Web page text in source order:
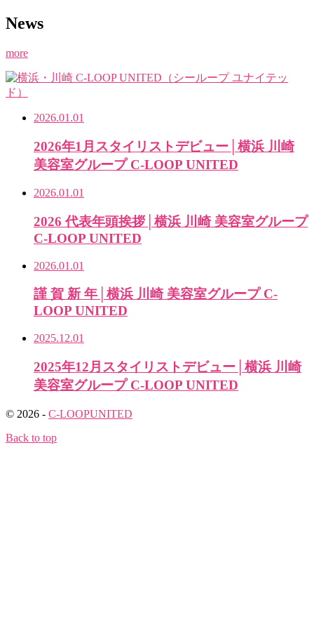
News
more
2026.01.01
2026年1月スタイリストデビュー│横浜 川崎
美容室グループ C-LOOP UNITED
2026.01.01
2026 代表年頭挨拶│横浜 川崎 美容室グループ
C-LOOP UNITED
2026.01.01
謹 賀 新 年│横浜 川崎 美容室グループ C-
LOOP UNITED
2025.12.01
2025年12月スタイリストデビュー│横浜 川崎
美容室グループ C-LOOP UNITED
© 2026 - C-LOOPUNITED
Back to top